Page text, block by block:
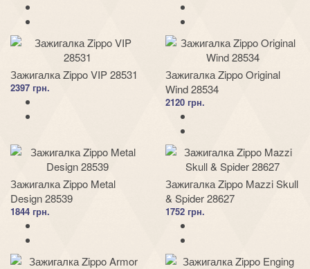
Зажигалка Zippo VIP 28531
2397 грн.
Зажигалка Zippo Original
Wind 28534
2120 грн.
Зажигалка Zippo Metal
Design 28539
1844 грн.
Зажигалка Zippo Mazzi Skull
& Spider 28627
1752 грн.